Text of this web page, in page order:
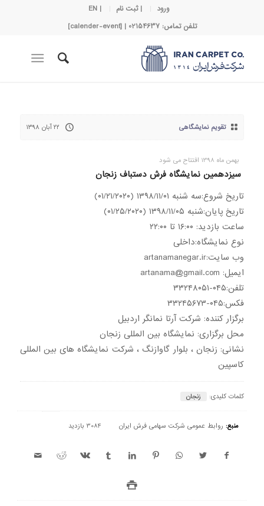
ورود | ثبت نام
| EN
تلفن تماس: 02154637 | [calender-event]
تقویم نمایشگاهی ۲۲ آبان ۱۳۹۸
بهمن ماه 1398 افتتاح می شود
سیزدهمین نمایشگاه فرش دستباف زنجان
تاریخ شروع:سه شنبه ۱۳۹۸/۱۱/۰۱ (۰۱/۲۱/۲۰۲۰)
تاریخ پایان:شنبه ۱۳۹۸/۱۱/۰۵ (۰۱/۲۵/۲۰۲۰)
ساعت بازدید: ۱۶:۰۰ تا ۲۲:۰۰
نوع نمایشگاه:داخلی
وب سایت:artanamanegar.ir
ایمیل: artanama@gmail.com
تلفن:۰۴۵-۳۳۲۴۸۰۵۱
فکس:۰۴۵-۳۳۲۴۵۶۷۳
برگزار کننده: شرکت آرتا نمانگر اردبیل
محل برگزاری: نمایشگاه بین المللی زنجان
نشانی: زنجان ، بلوار گاوازنگ ، شرکت نمایشگاه های بین المللی
کاسپین
کلمات کلیدی: زنجان
منبع: روابط عمومی شرکت سهامی فرش ایران 3084 بازدید